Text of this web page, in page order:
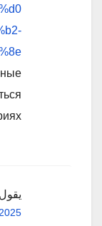
يقول
24/07/2025